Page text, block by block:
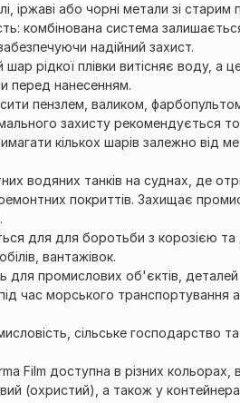
іржаві або чорні метали зі старим
комбінована система
надійний захист.
шар рідкої плівки витісняє воду, а
перед нанесенням.
пензлем, валиком,
захисту рекомендується
кількох шарів залежно від
водяних танків на суднах, де
покриттів. Захищає
для для боротьби з корозією та
вантажівок.
для промислових об'єктів, деталей
час морського транспортування
сільське господарство
Film доступна в різних
(охристий), а також у